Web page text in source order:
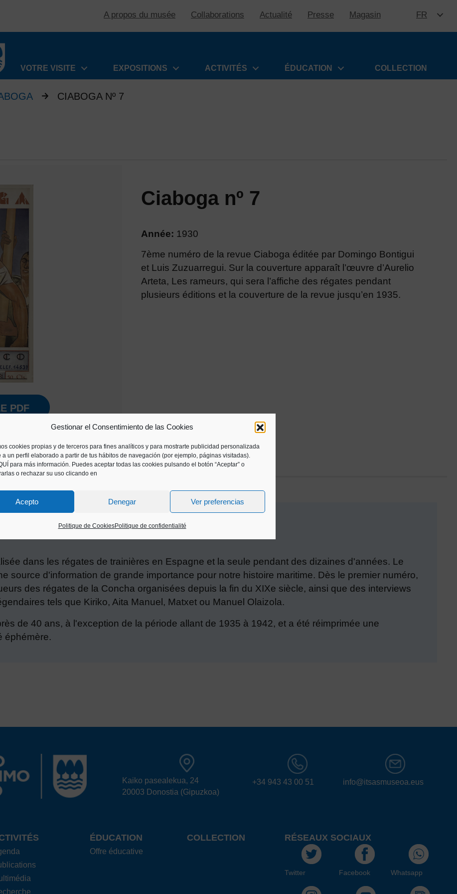
Gestionar el Consentimiento de las Cookies
cookies propias y de terceros para fines analíticos y para mostrarte publicidad personalizada
a un perfil elaborado a partir de tus hábitos de navegación (por ejemplo, páginas visitadas).
para más información. Puedes aceptar todas las cookies pulsando el botón “Aceptar” o
o rechazar su uso clicando en
Acepto Denegar Ver preferencias
Politique de CookiesPolitique de confidentialité
A propos du musée Collaborations Actualité Presse Magasin FR
VOTRE VISITE
EXPOSITIONS ACTIVITÉS ÉDUCATION COLLECTION
CIABOGA Nº 7
PDF
Ciaboga nº 7
Année: 1930
7ème numéro de la revue Ciaboga éditée par Domingo Bontigui
et Luis Zuzuarregui. Sur la couverture apparaît l’œuvre d’Aurelio
Arteta, Les rameurs, qui sera l’affiche des régates pendant
plusieurs éditions et la couverture de la revue jusqu’en 1935.
dans les régates de trainières en Espagne et la seule pendant des dizaines d'années. Le
source d'information de grande importance pour notre histoire maritime. Dès le premier numéro,
des régates de la Concha organisées depuis la fin du XIXe siècle, ainsi que des interviews
tels que Kiriko, Aita Manuel, Matxet ou Manuel Olaizola.
de 40 ans, à l'exception de la période allant de 1935 à 1942, et a été réimprimée une
éphémère.
Kaiko pasealekua, 24
20003 Donostia (Gipuzkoa)
+34 943 43 00 51 info@itsasmuseoa.eus
ÉDUCATION
Offre éducative
COLLECTION RÉSEAUX SOCIAUX
Twitter Facebook Whatsapp